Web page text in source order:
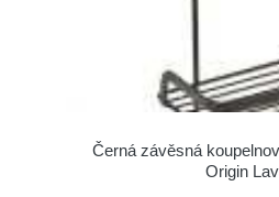
Černá závěsná
Origin